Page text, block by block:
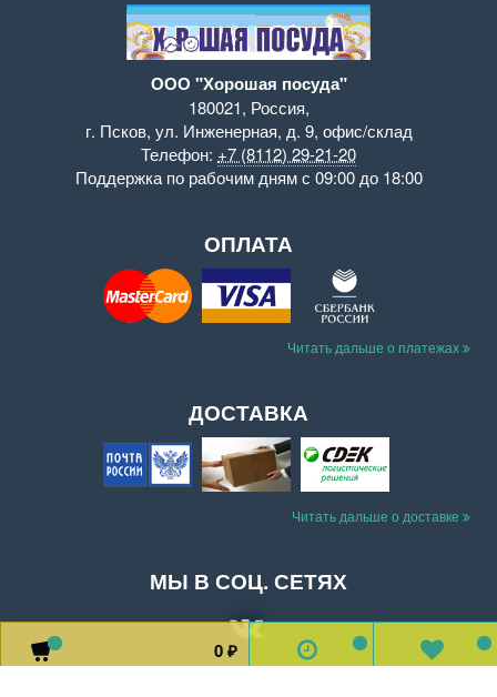
0 ₽
ООО "Хорошая посуда"
180021, Россия,
г. Псков, ул. Инженерная, д. 9, офис/склад
Телефон: +7 (8112) 29-21-20
Поддержка по рабочим дням с 09:00 до 18:00
ОПЛАТА
Читать дальше о платежах
ДОСТАВКА
Читать дальше о доставке
МЫ В СОЦ. СЕТЯХ